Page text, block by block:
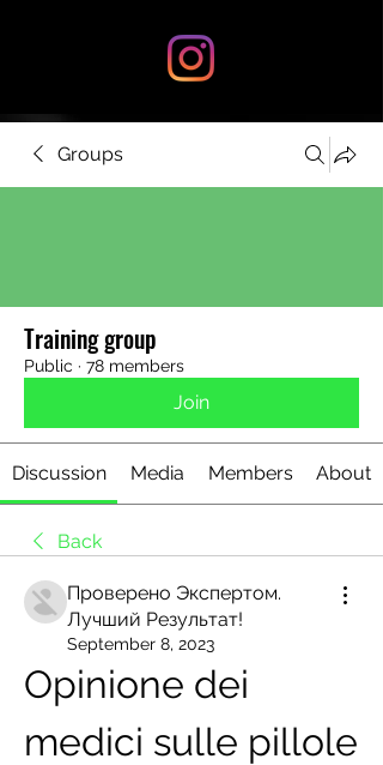
Groups
Training group
Public · 78 members
Join
Discussion Media Members About
Back
Проверено Экспертом.
Лучший Результат!
September 8, 2023
Opinione dei
medici sulle pillole